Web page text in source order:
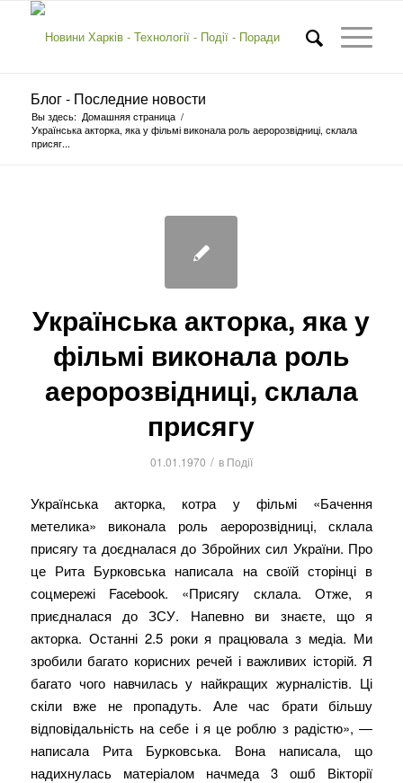
Блог - Последние новости
Вы здесь: Домашняя страница /
Українська акторка, яка у фільмі виконала роль аеророзвідниці, склала
присяг...
Українська акторка, яка у
фільмі виконала роль
аеророзвідниці, склала
присягу
01.01.1970 / в Події
Українська акторка, котра у фільмі «Бачення
метелика» виконала роль аеророзвідниці, склала
присягу та доєдналася до Збройних сил України. Про
це Рита Бурковська написала на своїй сторінці в
соцмережі Facebook. «Присягу склала. Отже, я
приєдналася до ЗСУ. Напевно ви знаєте, що я
акторка. Останні 2.5 роки я працювала з медіа. Ми
зробили багато корисних речей і важливих історій. Я
багато чого навчилась у найкращих журналістів. Ці
скіли вже не пропадуть. Але час брати більшу
відповідальність на себе і я це роблю з радістю», —
написала Рита Бурковська. Вона написала, що
надихнулась матеріалом начмеда 3 ошб Вікторії